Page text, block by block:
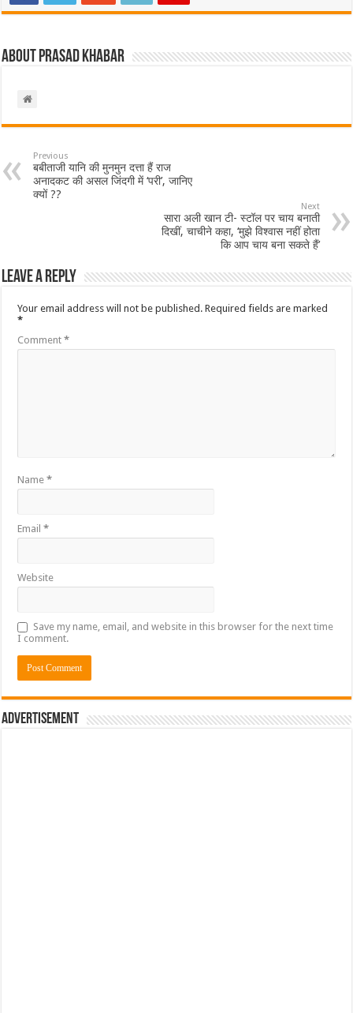
About Prasad Khabar
Previous
बबीताजी यानि की मुनमुन दत्ता हैं राज
अनादकट की असल जिंदगी में ‘परी’, जानिए
क्यों ??
Next
सारा अली खान टी- स्टॉल पर चाय बनाती
दिखीं, चाचीने कहा, ‘मुझे विश्वास नहीं होता
कि आप चाय बना सकते हैं’
Leave a Reply
Your email address will not be published. Required fields are marked
*
Comment*
Name*
Email*
Website
Save my name, email, and website in this browser for the next time
I comment.
Advertisement